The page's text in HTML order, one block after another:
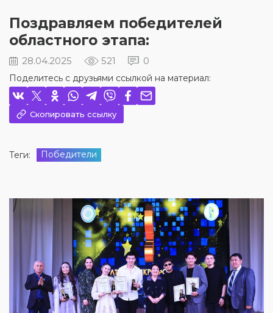
Поздравляем победителей
областного этапа:
28.04.2025 521 0
Поделитесь с друзьями ссылкой на материал:
Скопировать ссылку
Теги: Победители